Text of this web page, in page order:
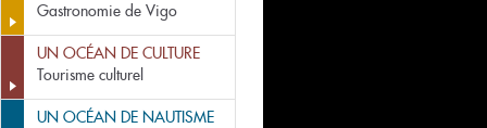
Gastronomie de Vigo
UN OCÉAN DE CULTURE
Tourisme culturel
UN OCÉAN DE NAUTISME